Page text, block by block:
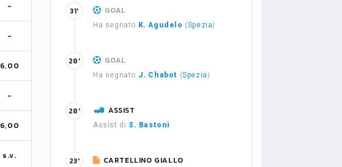
-
-
6,00
-
6,00
s.v.
GOAL
Ha segnato K. Agudelo (Spezia)
31'
GOAL
Ha segnato J. Chabot (Spezia)
28'
ASSIST
Assist di S. Bastoni
28'
CARTELLINO GIALLO
23'